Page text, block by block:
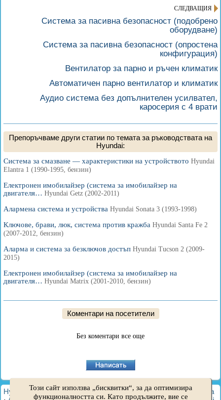
СЛЕДВАЩИЯ
Система за пасивна безопасност (подобрено
оборудване)
Система за пасивна безопасност (опростена
конфигурация)
Вентилатор за парно и ръчен климатик
Автоматичен парно вентилатор и климатик
Аудио система без допълнителен усилвател,
каросерия с 4 врати
Препоръчваме други статии по темата за ръководствата на
Hyundai:
Система за смазване — характеристики на устройството Hyundai
Elantra 1 (1990-1995, бензин)
Електронен имобилайзер (система за имобилайзер на
двигателя… Hyundai Getz (2002-2011)
Алармена система и устройства Hyundai Sonata 3 (1993-1998)
Ключове, брави, люк, система против кражба Hyundai Santa Fe 2
(2007-2012, бензин)
Аларма и система за безключов достъп Hyundai Tucson 2 (2009-
2015)
Електронен имобилайзер (система за имобилайзер на
двигателя… Hyundai Matrix (2001-2010, бензин)
Коментари на посетители
Без коментари все още
HyundaiBook.ru © 2018-2026·Пълна версия·Карта на сайта
Този сайт използва „бисквитки“, за да оптимизира
функционалността си. Като продължите, вие се